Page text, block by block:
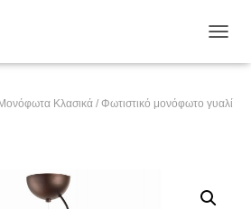
Μονόφωτα Κλασικά / Φωτιστικό μονόφωτο γυαλί